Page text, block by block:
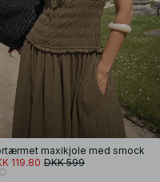
maxikjole med smock
119.80 DKK 599